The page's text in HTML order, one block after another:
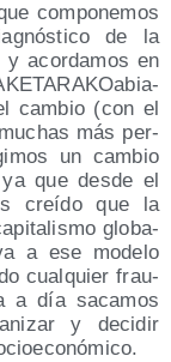
com­po­ne­mos
de la
y acor­da­mos en
cam­bio (con el
más per­
un cam­bio
que des­de el
creí­do que la
glo­ba­
a ese mode­lo
cual­quier frau­
a día saca­mos
y deci­dir